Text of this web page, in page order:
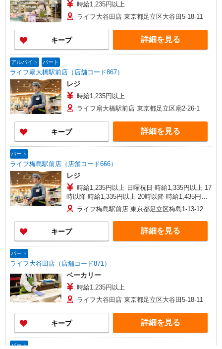
時給1,235円以上
ライフ大谷田店 東京都足立区大谷田5-18-11
キープ 詳細を見る
アルバイト パート
ライフ扇大橋駅前店（店舗コード867）
レジ
時給1,235円以上
ライフ扇大橋駅前店 東京都足立区扇2-26-1
キープ 詳細を見る
パート
ライフ梅島駅前店（店舗コード666）
レジ
時給1,235円以上 日曜祝日 時給1,335円以上 17
時以降 時給1,335円以上 20時以降 時給1,435円以
上 勤務開始日はお気軽にご相談ください！
ライフ梅島駅前店 東京都足立区梅島1-13-12
キープ 詳細を見る
パート
ライフ大谷田店（店舗コード871）
ベーカリー
時給1,235円以上
ライフ大谷田店 東京都足立区大谷田5-18-11
キープ 詳細を見る
パート